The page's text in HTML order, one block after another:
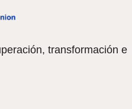
transformación e